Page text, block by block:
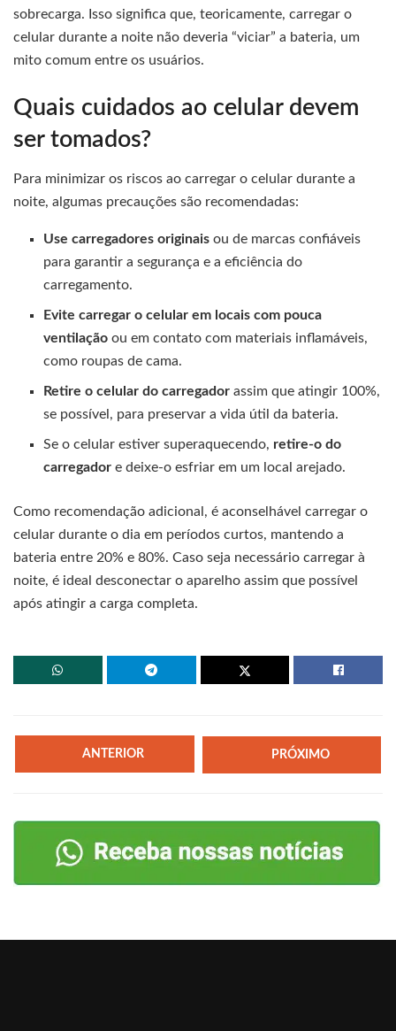
sobrecarga. Isso significa que, teoricamente, carregar o
celular durante a noite não deveria “viciar” a bateria, um
mito comum entre os usuários.
Quais cuidados ao celular devem
ser tomados?
Para minimizar os riscos ao carregar o celular durante a
noite, algumas precauções são recomendadas:
Use carregadores originais ou de marcas confiáveis
para garantir a segurança e a eficiência do
carregamento.
Evite carregar o celular em locais com pouca
ventilação ou em contato com materiais inflamáveis,
como roupas de cama.
Retire o celular do carregador assim que atingir 100%,
se possível, para preservar a vida útil da bateria.
Se o celular estiver superaquecendo, retire-o do
carregador e deixe-o esfriar em um local arejado.
Como recomendação adicional, é aconselhável carregar o
celular durante o dia em períodos curtos, mantendo a
bateria entre 20% e 80%. Caso seja necessário carregar à
noite, é ideal desconectar o aparelho assim que possível
após atingir a carga completa.
ANTERIOR PRÓXIMO